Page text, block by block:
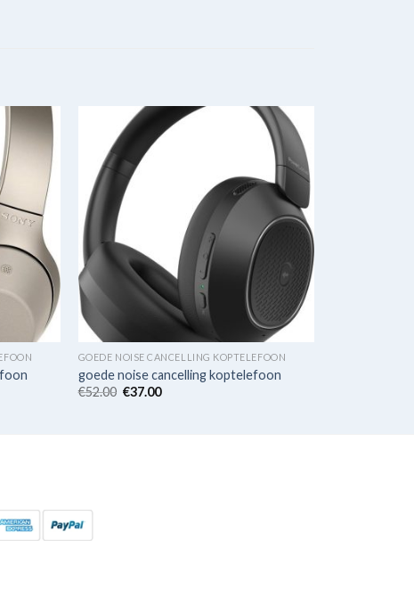
GOEDE NOISE CANCELLING KOPTELEFOON
goede noise cancelling koptelefoon
€52.00 €37.00